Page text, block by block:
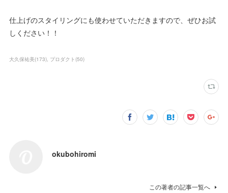
仕上げのスタイリングにも使わせていただきますので、ぜひお試
しください！！
大久保祐美(173) プロダクト (50)
okubohiromi
この著者の記事一覧へ